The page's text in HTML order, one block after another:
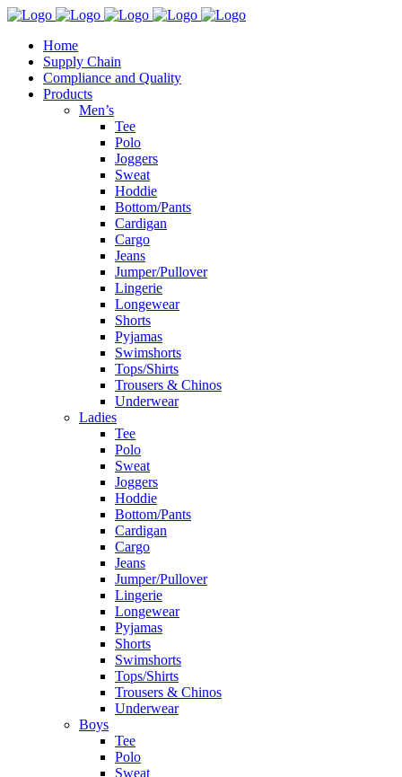
Home
Supply Chain
Compliance and Quality
Products
Men’s
Tee
Polo
Joggers
Sweat
Hoddie
Bottom/Pants
Cardigan
Cargo
Jeans
Jumper/Pullover
Lingerie
Longewear
Shorts
Pyjamas
Swimshorts
Tops/Shirts
Trousers & Chinos
Underwear
Ladies
Tee
Polo
Sweat
Joggers
Hoddie
Bottom/Pants
Cardigan
Cargo
Jeans
Jumper/Pullover
Lingerie
Longewear
Pyjamas
Shorts
Swimshorts
Tops/Shirts
Trousers & Chinos
Underwear
Boys
Tee
Polo
Sweat